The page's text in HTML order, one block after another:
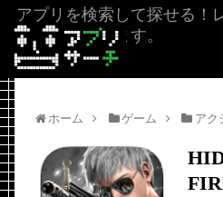
アプリを検索して探せる！
を掲載しています。
ホーム ゲーム アク